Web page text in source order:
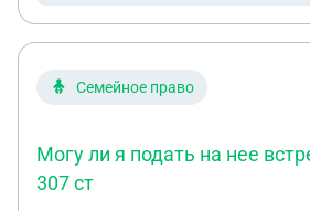
Семейное право
Могу ли я подать на нее
307 ст